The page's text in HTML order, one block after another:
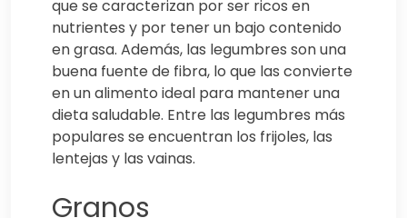
que se caracterizan por ser ricos en
nutrientes y por tener un bajo contenido
en grasa. Además, las legumbres son una
buena fuente de fibra, lo que las convierte
en un alimento ideal para mantener una
dieta saludable. Entre las legumbres más
populares se encuentran los frijoles, las
lentejas y las vainas.
Granos